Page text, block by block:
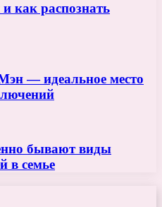
как распознать
— идеальное место
бывают виды
в семье